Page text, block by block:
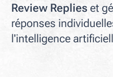
Review Replies et
réponses
l'intelligence